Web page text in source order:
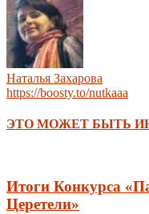
Наталья Захарова
https://boosty.to/nutkaaa
ЭТО МОЖЕТ БЫТЬ
Итоги Конкурса
Церетели»